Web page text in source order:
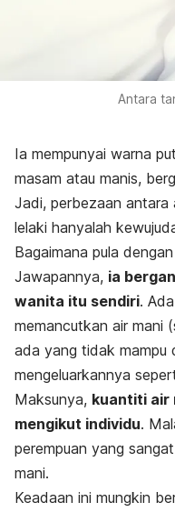
Antara
Ia mempunyai warna
masam atau manis,
Jadi, perbezaan antara
lelaki hanyalah
Bagaimana pula
Jawapannya, ia
wanita itu sendiri.
memancutkan air mani (
ada yang tidak mampu
mengeluarkannya
Maksunya, kuantiti air
mengikut individu.
perempuan yang
mani.
Keadaan ini mungkin